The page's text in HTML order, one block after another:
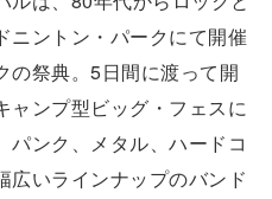
ニントン・パークにて開催
の祭典。5日間に渡って開
ャンプ型ビッグ・フェスに
パンク、メタル、ハードコ
広いラインナップのバンド